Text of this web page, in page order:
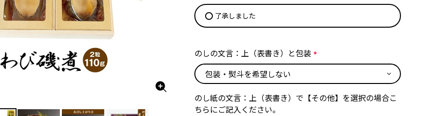
(
須
了承しました
のしの文言：上（表書き）と包装
(
)
のし紙の文言：上（表書き）で【その他】を選択の場合こ
ちらにご記入ください。